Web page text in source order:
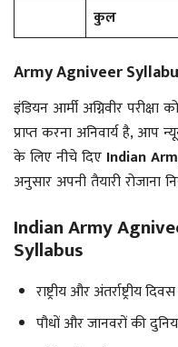
कुल
Army Agniveer
इंडियन आर्मी अग्निवीर
प्राप्त करना अनिवार्य है,
के लिए नीचे दिए Indian
अनुसार अपनी तैयारी रोजाना
Indian Army
Syllabus
राष्ट्रीय और अंतर्राष्ट्रीय दिवस
पौधों और जानवरों की